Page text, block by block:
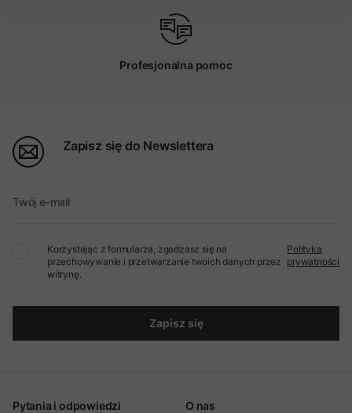
Profesjonalna pomoc
Zapisz się do Newslettera
Twój e-mail
Korzystając z formularza, zgadzasz się na
przechowywanie i przetwarzanie twoich danych przez
witrynę.
Polityka
prywatności
Zapisz się
Pytania i odpowiedzi O nas